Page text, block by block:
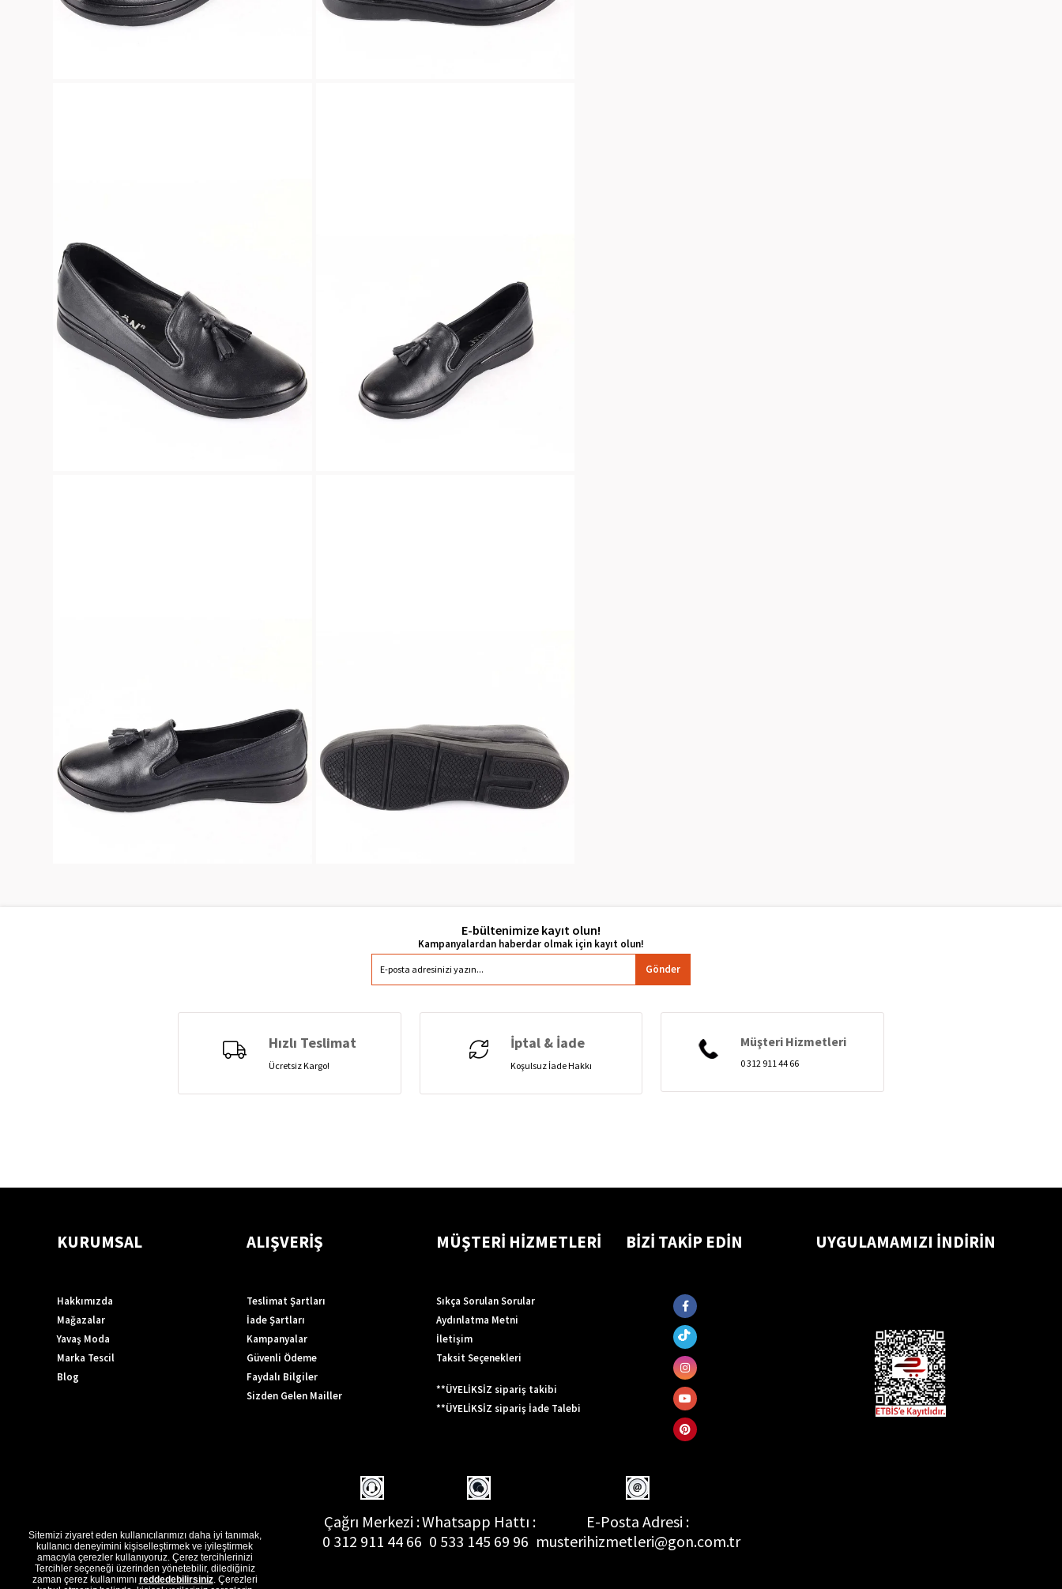
E-bültenimize kayıt olun!
Gönder
Hızlı Teslimat
Ücretsiz Kargo!
İptal & İade
Koşulsuz İade Hakkı
Müşteri Hizmetleri
0 312 911 44 66
KURUMSAL
Hakkımızda
Mağazalar
Yavaş Moda
Marka Tescil
Blog
ALIŞVERİŞ
Teslimat Şartları
İade Şartları
Kampanyalar
Güvenli Ödeme
Faydalı Bilgiler
Sizden Gelen Mailler
MÜŞTERİ HİZMETLERİ
Sıkça Sorulan Sorular
Aydınlatma Metni
İletişim
Taksit Seçenekleri
**ÜYELİKSİZ sipariş takibi
**ÜYELİKSİZ sipariş İade Talebi
BİZİ TAKİP EDİN UYGULAMAMIZI İNDİRİN
Çağrı Merkezi :
0 312 911 44 66
Whatsapp Hattı :
0 533 145 69 96
E-Posta Adresi :
musterihizmetleri@gon.com.tr
Sitemizi ziyaret eden kullanıcılarımızı daha iyi tanımak,
kullanıcı deneyimini kişiselleştirmek ve iyileştirmek
amacıyla çerezler kullanıyoruz. Çerez tercihlerinizi
Tercihler seçeneği üzerinden yönetebilir, dilediğiniz
zaman çerez kullanımını reddedebilirsiniz. Çerezleri